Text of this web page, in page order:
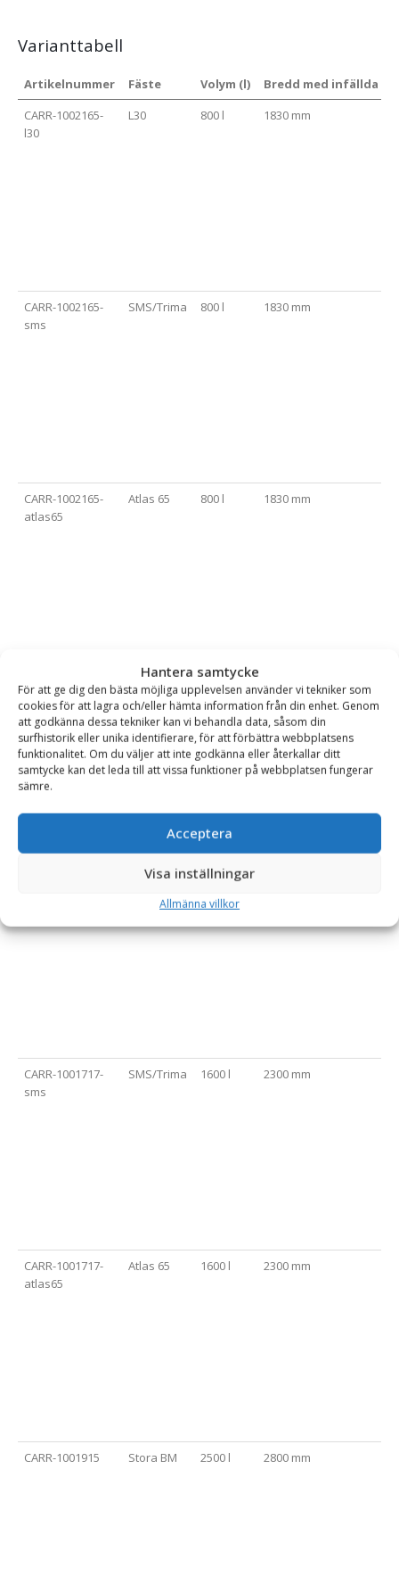
Hantera samtycke
För att ge dig den bästa möjliga upplevelsen använder vi tekniker som
cookies för att lagra och/eller hämta information från din enhet. Genom
att godkänna dessa tekniker kan vi behandla data, såsom din
surfhistorik eller unika identifierare, för att förbättra webbplatsens
funktionalitet. Om du väljer att inte godkänna eller återkallar ditt
samtycke kan det leda till att vissa funktioner på webbplatsen fungerar
sämre.
Acceptera
Visa inställningar
Allmänna villkor
Varianttabell
Artikelnummer Fäste Volym (l)
Bredd med infällda
CARR-1002165-
l30
L30 800 l 1830 mm
CARR-1002165-
sms
SMS/Trima 800 l 1830 mm
CARR-1002165-
atlas65
Atlas 65 800 l 1830 mm
CARR-1001717 Stora BM 1600 l 2300 mm
1600 l
CARR-1001717-
sms
SMS/Trima 1600 l 2300 mm
CARR-1001717-
atlas65
Atlas 65 1600 l 2300 mm
CARR-1001915 Stora BM 2500 l 2800 mm